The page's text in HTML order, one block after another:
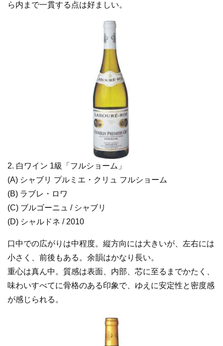
ら内まで一貫する点は好ましい。
2. 白ワイン 1級「フルショーム」
(A) シャブリ プルミエ・クリュ フルショーム
(B) ラブレ・ロワ
(C) ブルゴーニュ / シャブリ
(D) シャルドネ / 2010
口中での広がりは中程度。縦方向には大きいが、左右には
小さく、前後もある。余韻はかなり長い。
重心は真ん中。質感は表面、内部、芯に至るまでかたく、
味わいすべてに骨格のある印象で、ゆえに安定性と密度感
が感じられる。